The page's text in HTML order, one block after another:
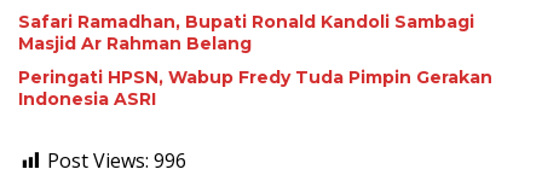
Safari Ramadhan, Bupati Ronald Kandoli Sambagi
Masjid Ar Rahman Belang
Peringati HPSN, Wabup Fredy Tuda Pimpin Gerakan
Indonesia ASRI
Post Views: 996